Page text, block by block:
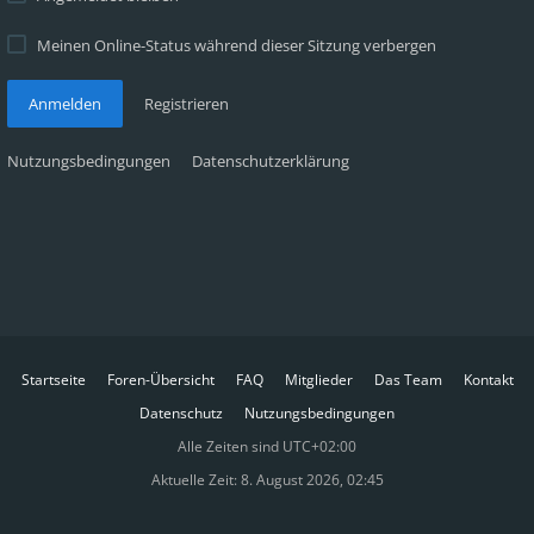
Meinen Online-Status während dieser Sitzung verbergen
Anmelden Registrieren
Nutzungsbedingungen Datenschutzerklärung
Startseite Foren-Übersicht FAQ Mitglieder Das Team
Kontakt
Datenschutz
Nutzungsbedingungen
Alle Zeiten sind UTC+02:00
Aktuelle Zeit: 8. August 2026, 02:45